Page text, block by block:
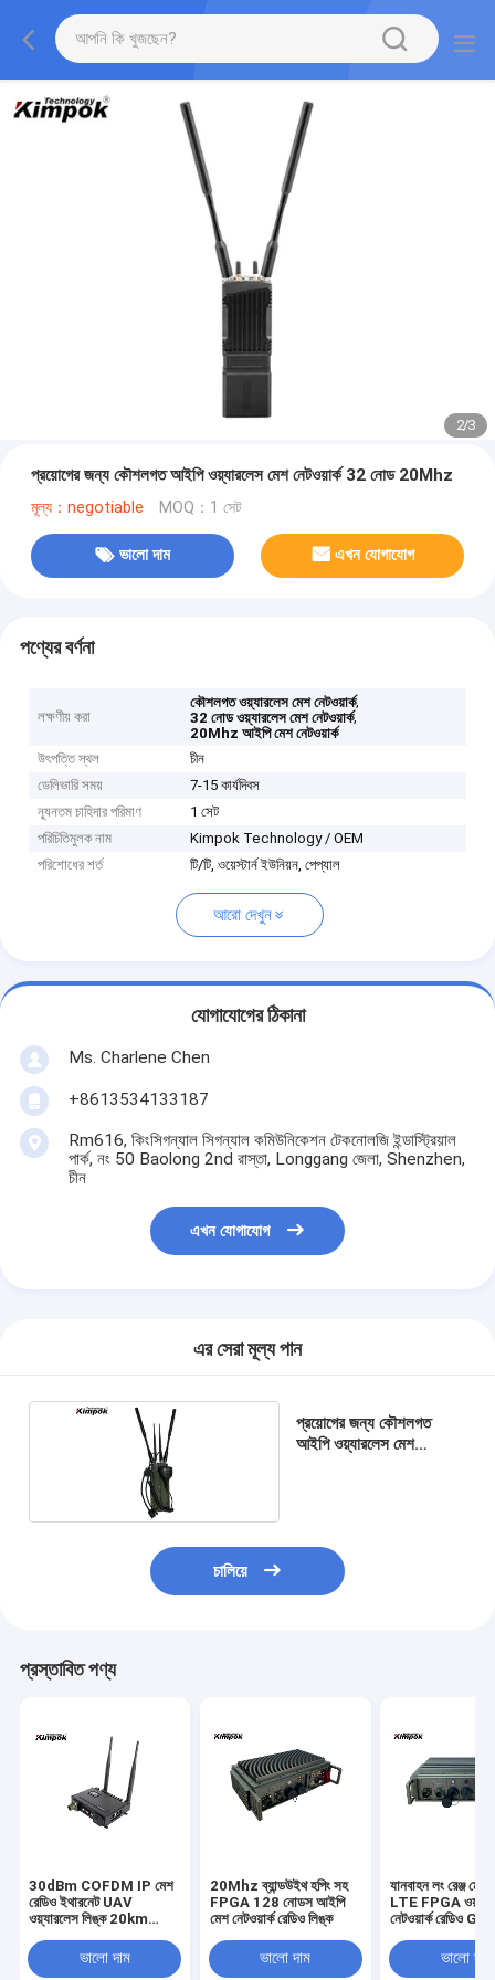
2/3
প্রয়োগের জন্য কৌশলগত আইপি ওয়্যারলেস মেশ নেটওয়ার্ক 32 নোড 20Mhz
মূল্য：negotiable MOQ：1 সেট
ভালো দাম এখন যোগাযোগ
পণ্যের বর্ণনা
লক্ষণীয় করা
কৌশলগত ওয়্যারলেস মেশ নেটওয়ার্ক,
32 নোড ওয়্যারলেস মেশ নেটওয়ার্ক,
20Mhz আইপি মেশ নেটওয়ার্ক
উৎপত্তি স্থল
চীন
ডেলিভারি সময়
7-15 কার্যদিবস
ন্যূনতম চাহিদার পরিমাণ
1 সেট
পরিচিতিমুলক নাম
Kimpok Technology / OEM
পরিশোধের শর্ত
টি/টি, ওয়েস্টার্ন ইউনিয়ন, পেপ্যাল
আরো দেখুন
যোগাযোগের ঠিকানা
Ms. Charlene Chen
+8613534133187
Rm616, কিংসিগন্যাল সিগন্যাল কমিউনিকেশন টেকনোলজি ইন্ডাস্ট্রিয়াল
পার্ক, নং 50 Baolong 2nd রাস্তা, Longgang জেলা, Shenzhen,
চীন
এখন যোগাযোগ
এর সেরা মূল্য পান
প্রয়োগের জন্য কৌশলগত
আইপি ওয়্যারলেস মেশ
চালিয়ে
প্রস্তাবিত পণ্য
30dBm COFDM IP মেশ
রেডিও ইথারনেট UAV
ওয়্যারলেস লিঙ্ক 20km
ভালো দাম
20Mhz ব্যান্ডউইথ হপিং সহ
FPGA 128 নোডস আইপি
মেশ নেটওয়ার্ক রেডিও লিঙ্ক
ভালো দাম
যানবাহন লং রেঞ্জ মেশ
LTE FPGA
নেটওয়ার্ক রেডিও
ভালো দাম